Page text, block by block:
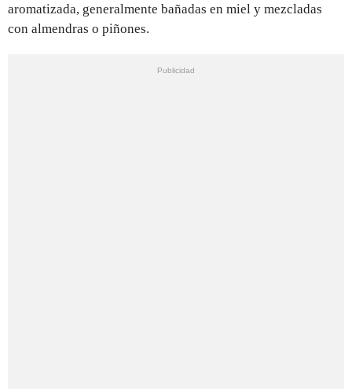
aromatizada, generalmente bañadas en miel y mezcladas
con almendras o piñones.